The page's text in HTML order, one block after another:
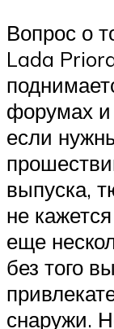
Вопрос о
Lada
форумах и
если
выпуска,
не
еще
без того
снаружи.